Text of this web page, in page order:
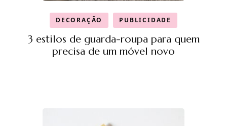
DECORAÇÃO PUBLICIDADE
3 estilos de guarda-roupa para quem
precisa de um móvel novo